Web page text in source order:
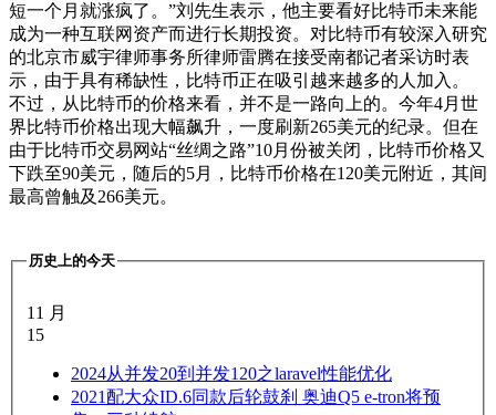
短一个月就涨疯了。”刘先生表示，他主要看好比特币未来能
成为一种互联网资产而进行长期投资。对比特币有较深入研究
的北京市威宇律师事务所律师雷腾在接受南都记者采访时表
示，由于具有稀缺性，比特币正在吸引越来越多的人加入。
不过，从比特币的价格来看，并不是一路向上的。今年4月世
界比特币价格出现大幅飙升，一度刷新265美元的纪录。但在
由于比特币交易网站“丝绸之路”10月份被关闭，比特币价格又
下跌至90美元，随后的5月，比特币价格在120美元附近，其间
最高曾触及266美元。
历史上的今天
11 月
15
2024从并发20到并发120之laravel性能优化
2021配大众ID.6同款后轮鼓刹 奥迪Q5 e-tron将预